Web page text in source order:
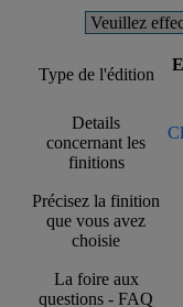
Type de l'édition
Details
concernant les
finitions
Précisez la finition
que vous avez
choisie
La foire aux
questions - FAQ